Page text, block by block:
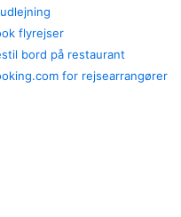
flyrejser
bord på restaurant
for rejsearrangører